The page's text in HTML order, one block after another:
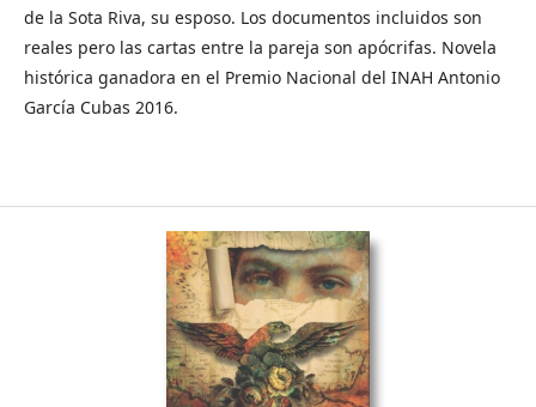
de la Sota Riva, su esposo. Los documentos incluidos son
reales pero las cartas entre la pareja son apócrifas. Novela
histórica ganadora en el Premio Nacional del INAH Antonio
García Cubas 2016.